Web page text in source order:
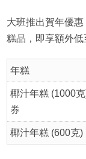
大班推出賀年優
糕品，即享額外低
年糕
椰汁年糕 (1000
券
椰汁年糕 (600克)